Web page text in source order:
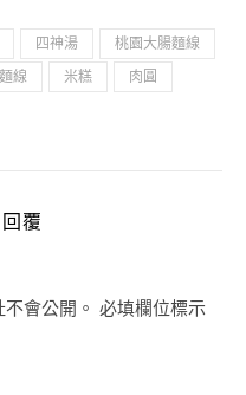
四神湯
桃園大腸麵線
線 米糕
肉圓
覆
會公開。 必填欄位標示